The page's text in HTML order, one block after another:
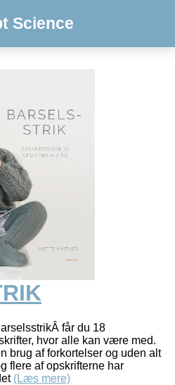
Science
får du 18
hvor alle kan være med.
brug af forkortelser og uden alt
flere af opskrifterne har
(Læs mere)